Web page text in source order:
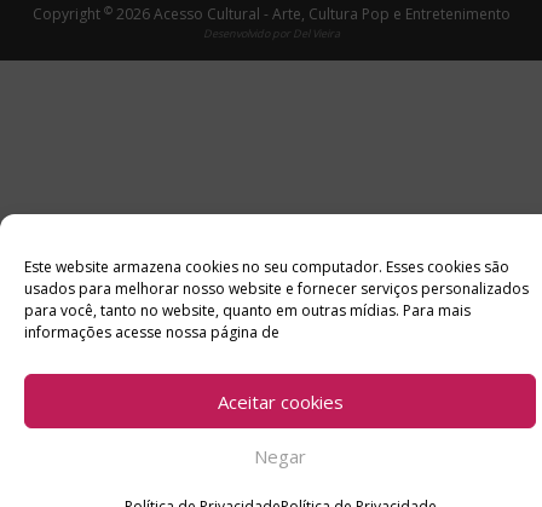
Este website armazena cookies no seu computador. Esses cookies são
usados ​​para melhorar nosso website e fornecer serviços personalizados
para você, tanto no website, quanto em outras mídias. Para mais
informações acesse nossa página de
Aceitar cookies
Negar
Copyright ©2026 Acesso Cultural - Arte, Cultura Pop e Entretenimento
Desenvolvido por Del Vieira